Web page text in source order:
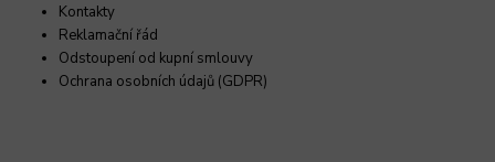
Kontakty
Reklamační řád
Odstoupení od kupní smlouvy
Ochrana osobních údajů (GDPR)